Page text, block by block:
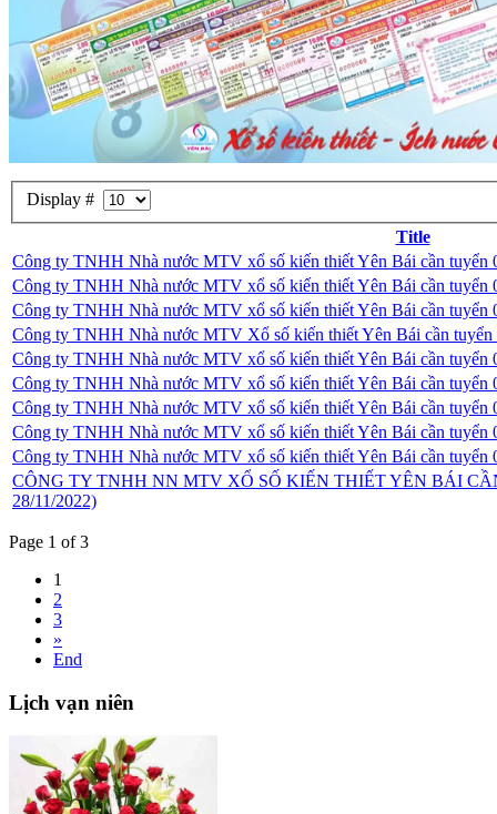
Display #
Title
Công ty TNHH Nhà nước MTV xổ số kiến thiết Yên Bái cần tuyển
Công ty TNHH Nhà nước MTV xổ số kiến thiết Yên Bái cần tuyển
Công ty TNHH Nhà nước MTV xổ số kiến thiết Yên Bái cần tuyển
Công ty TNHH Nhà nước MTV Xổ số kiến thiết Yên Bái cần tuyển
Công ty TNHH Nhà nước MTV xổ số kiến thiết Yên Bái cần tuyển
Công ty TNHH Nhà nước MTV xổ số kiến thiết Yên Bái cần tuyển
Công ty TNHH Nhà nước MTV xổ số kiến thiết Yên Bái cần tuyển
Công ty TNHH Nhà nước MTV xổ số kiến thiết Yên Bái cần tuyển
Công ty TNHH Nhà nước MTV xổ số kiến thiết Yên Bái cần tuyển
CÔNG TY TNHH NN MTV XỔ SỐ KIẾN THIẾT YÊN BÁI
28/11/2022)
Page 1 of 3
1
2
3
»
End
Lịch vạn niên